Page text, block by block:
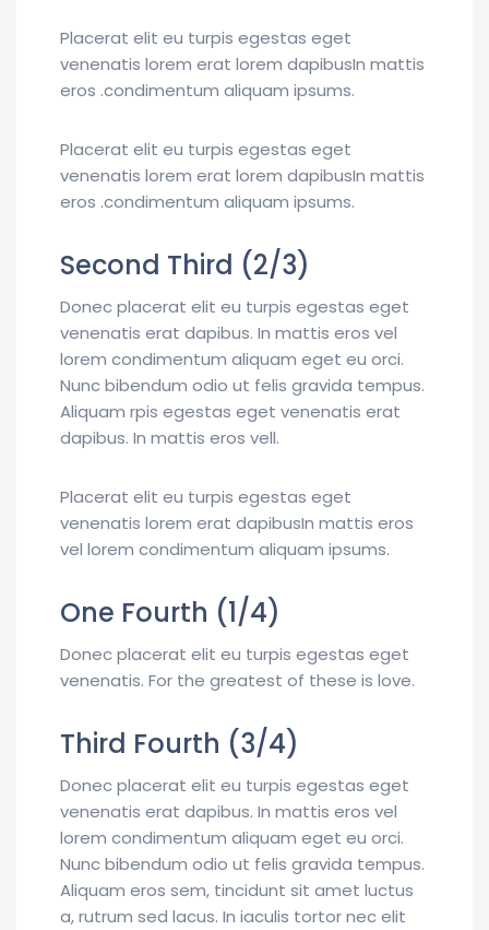
Placerat elit eu turpis egestas eget
venenatis lorem erat lorem dapibusIn mattis
eros .condimentum aliquam ipsums.
Placerat elit eu turpis egestas eget
venenatis lorem erat lorem dapibusIn mattis
eros .condimentum aliquam ipsums.
Second Third (2/3)
Donec placerat elit eu turpis egestas eget
venenatis erat dapibus. In mattis eros vel
lorem condimentum aliquam eget eu orci.
Nunc bibendum odio ut felis gravida tempus.
Aliquam rpis egestas eget venenatis erat
dapibus. In mattis eros vell.
Placerat elit eu turpis egestas eget
venenatis lorem erat dapibusIn mattis eros
vel lorem condimentum aliquam ipsums.
One Fourth (1/4)
Donec placerat elit eu turpis egestas eget
venenatis. For the greatest of these is love.
Third Fourth (3/4)
Donec placerat elit eu turpis egestas eget
venenatis erat dapibus. In mattis eros vel
lorem condimentum aliquam eget eu orci.
Nunc bibendum odio ut felis gravida tempus.
Aliquam eros sem, tincidunt sit amet luctus
a, rutrum sed lacus. In iaculis tortor nec elit